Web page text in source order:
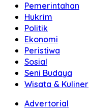
Pemerintahan
Hukrim
Politik
Ekonomi
Peristiwa
Sosial
Seni Budaya
Wisata & Kuliner
Advertorial